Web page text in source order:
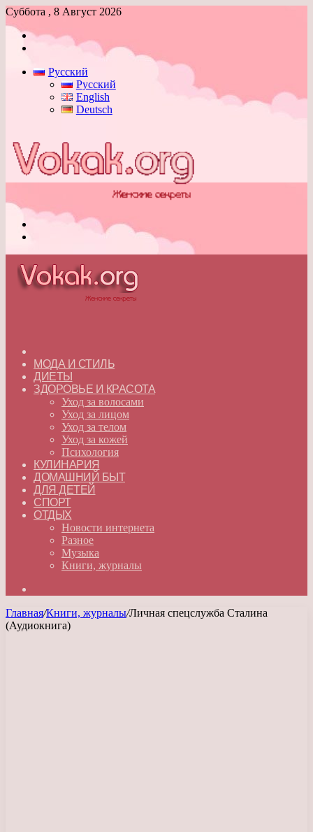
Суббота , 8 Август 2026
Войти
Русский
Русский
English
Deutsch
МОДА И СТИЛЬ
ДИЕТЫ
ЗДОРОВЬЕ И КРАСОТА
Уход за волосами
Уход за лицом
Уход за телом
Уход за кожей
Психология
КУЛИНАРИЯ
ДОМАШНИЙ БЫТ
ДЛЯ ДЕТЕЙ
СПОРТ
ОТДЫХ
Новости интернета
Разное
Музыка
Книги, журналы
Главная/Книги, журналы/Личная спецслужба Сталина
(Аудиокнига)